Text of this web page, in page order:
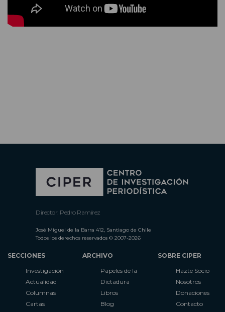
Director: Pedro Ramírez
José Miguel de la Barra 412, Santiago de Chile
Todos los derechos reservados © 2007-2026
SECCIONES
Investigación
Actualidad
Columnas
Cartas
ARCHIVO
Papeles de la
Dictadura
Libros
Blog
SOBRE CIPER
Hazte Socio
Nosotros
Donaciones
Contacto